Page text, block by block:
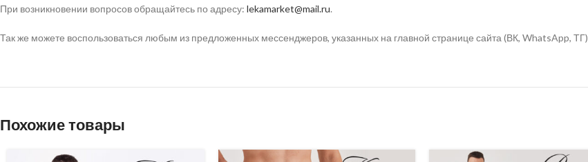
При возникновении вопросов обращайтесь по адресу: lekamarket@mail.ru.
Так же можете воспользоваться любым из предложенных мессенджеров, указанных на главной странице сайта (ВК, WhatsApp, ТГ)
Похожие товары